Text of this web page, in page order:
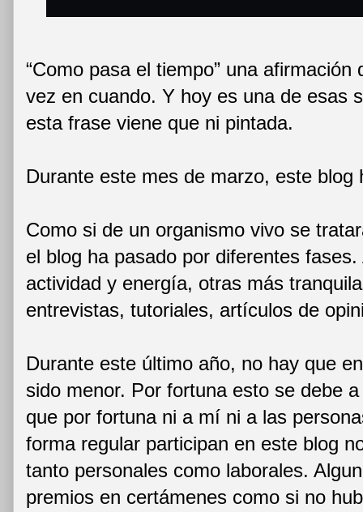
“Como pasa el tiempo” una
vez en cuando. Y hoy es una de esas
esta frase viene que ni pintada.
Durante este mes de marzo, este blog
Como si de un organismo vivo se
el blog ha pasado por diferentes
actividad y energía, otras más
entrevistas, tutoriales, artículos de
Durante este último año, no hay que
sido menor. Por fortuna esto se debe
que por fortuna ni a mí ni a las
forma regular participan en este blog
tanto personales como laborales.
premios en certámenes como si no